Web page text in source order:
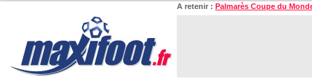
A retenir : Palmarès Coupe du